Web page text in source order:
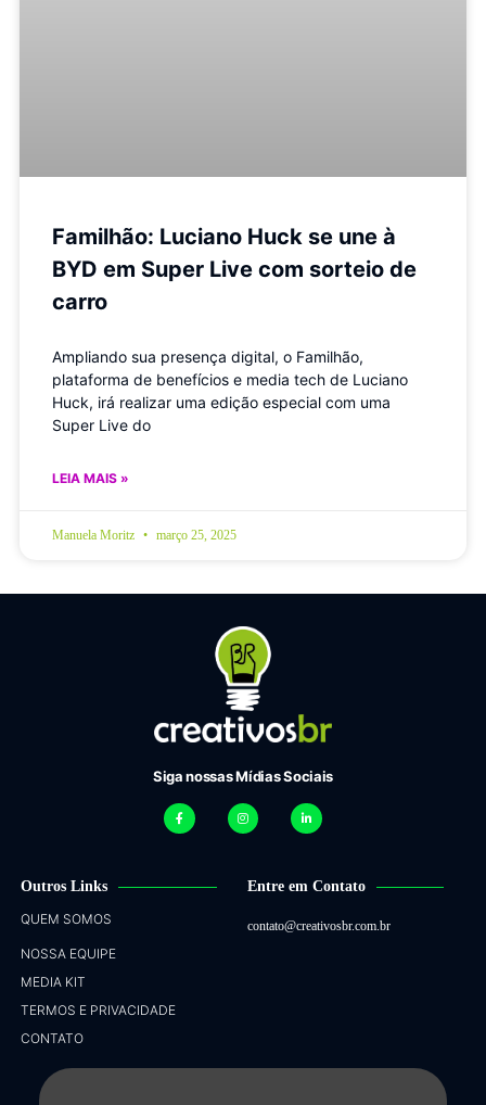
Familhão: Luciano Huck se une à
BYD em Super Live com sorteio de
carro
Ampliando sua presença digital, o Familhão,
plataforma de benefícios e media tech de Luciano
Huck, irá realizar uma edição especial com uma
Super Live do
LEIA MAIS »
Manuela Moritz março 25, 2025
Siga nossas Mídias Sociais
Outros Links
QUEM SOMOS
NOSSA EQUIPE
MEDIA KIT
TERMOS E PRIVACIDADE
CONTATO
Entre em Contato
contato@creativosbr.com.br